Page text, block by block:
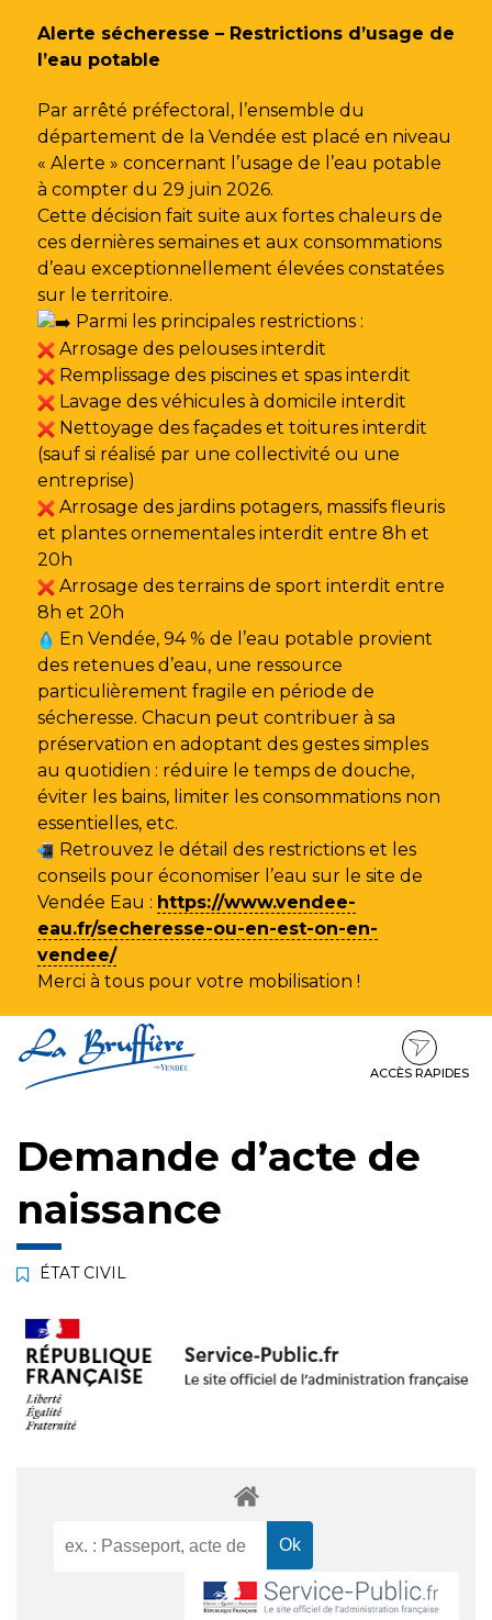
Alerte sécheresse – Restrictions d’usage de
l’eau potable
Par arrêté préfectoral, l’ensemble du
département de la Vendée est placé en niveau
« Alerte » concernant l’usage de l’eau potable
à compter du 29 juin 2026.
Cette décision fait suite aux fortes chaleurs de
ces dernières semaines et aux consommations
d’eau exceptionnellement élevées constatées
sur le territoire.
Parmi les principales restrictions :
Arrosage des pelouses interdit
Remplissage des piscines et spas interdit
Lavage des véhicules à domicile interdit
Nettoyage des façades et toitures interdit
(sauf si réalisé par une collectivité ou une
entreprise)
Arrosage des jardins potagers, massifs fleuris
et plantes ornementales interdit entre 8h et
20h
Arrosage des terrains de sport interdit entre
8h et 20h
En Vendée, 94 % de l’eau potable provient
des retenues d’eau, une ressource
particulièrement fragile en période de
sécheresse. Chacun peut contribuer à sa
préservation en adoptant des gestes simples
au quotidien : réduire le temps de douche,
éviter les bains, limiter les consommations non
essentielles, etc.
Retrouvez le détail des restrictions et les
conseils pour économiser l’eau sur le site de
Vendée Eau : https://www.vendee-
eau.fr/secheresse-ou-en-est-on-en-
vendee/
Merci à tous pour votre mobilisation !
au
contenu
au
ACCÈS RAPIDES
Demande d’acte de
naissance
ÉTAT CIVIL